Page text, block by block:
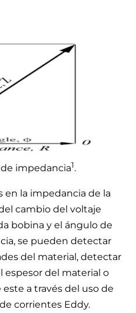
de impedancia1.
en la impedancia de la
cambio del voltaje
bobina y el ángulo de
se pueden detectar
del material, detectar
espesor del material o
a través del uso de
corrientes Eddy.